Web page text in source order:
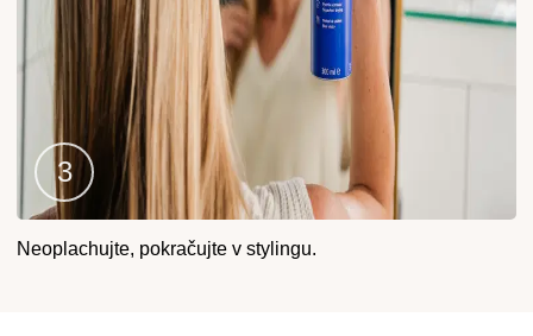
Krok
Neoplachujte, pokračujte v stylingu.